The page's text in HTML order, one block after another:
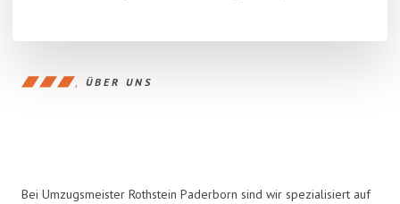
ÜBER UNS
Bei Umzugsmeister Rothstein Paderborn sind wir spezialisiert auf